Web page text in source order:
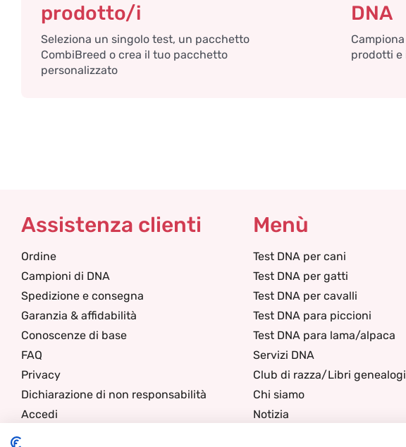
prodotto/i
Seleziona un singolo test, un pacchetto
CombiBreed o crea il tuo pacchetto
personalizzato
DNA
prodotti e
Assistenza clienti
Ordine
Campioni di DNA
Spedizione e consegna
Garanzia & affidabilità
Conoscenze di base
FAQ
Privacy
Dichiarazione di non responsabilità
Accedi
Menù
Test DNA per cani
Test DNA per gatti
Test DNA per cavalli
Test DNA para piccioni
Test DNA para lama/alpaca
Servizi DNA
Club di razza/Libri
Chi siamo
Notizia